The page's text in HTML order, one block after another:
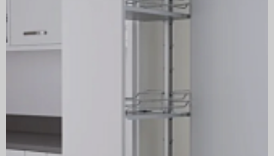
Артикул
Минимальная внутренняя глубина корпуса, мм
ШИРИНА ФАСАДА, ММ